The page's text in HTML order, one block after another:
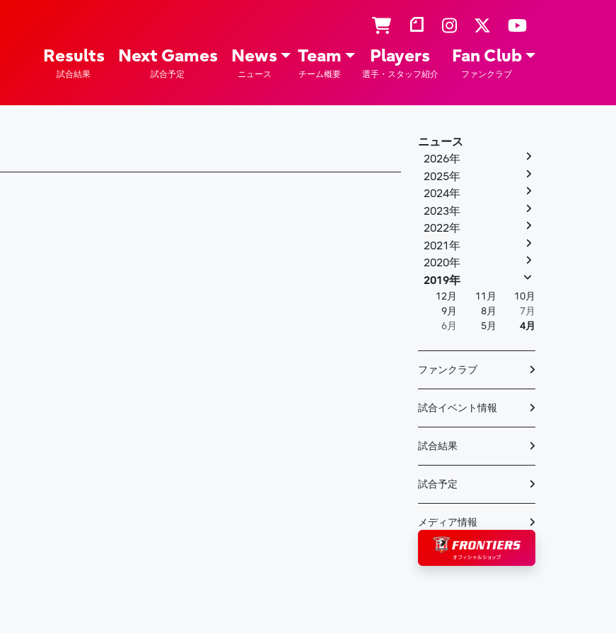
Results
試合結果
Next Games
試合予定
News
ニュース
Team
チーム概要
Players
選手・スタッフ紹介
Fan Club
ファンクラブ
ニュース
2026年
2025年
2024年
2023年
2022年
2021年
2020年
2019年
12月 11月
10月
9月
8月
7月
6月
5月 4月
ファンクラブ
試合イベント情報
試合結果
試合予定
メディア情報